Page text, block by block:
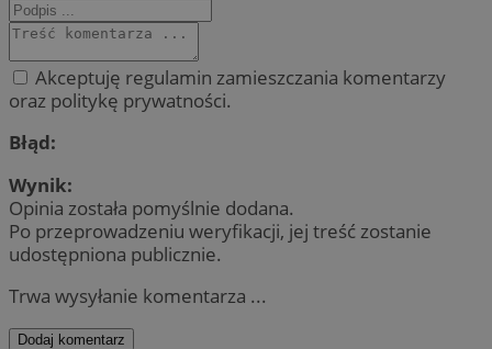
Akceptuję regulamin zamieszczania komentarzy
oraz politykę prywatności.
Błąd:
Wynik:
Opinia została pomyślnie dodana.
Po przeprowadzeniu weryfikacji, jej treść zostanie
udostępniona publicznie.
Trwa wysyłanie komentarza ...
Dodaj komentarz